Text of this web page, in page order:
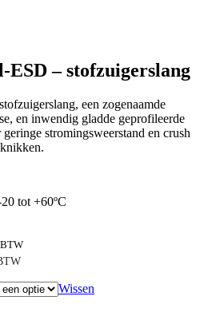
– stofzuigerslang
een zogenaamde
en inwendig gladde geprofileerde
stromingsweerstand en crush
tot +60ºC
Wissen